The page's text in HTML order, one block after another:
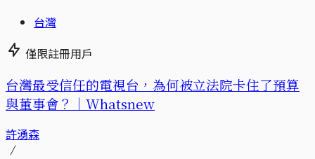
台灣
僅限註冊用戶
台灣最受信任的電視台，為何被立法院卡住了預算
與董事會？｜Whatsnew
許湧森